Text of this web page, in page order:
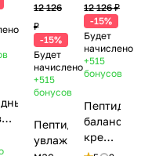
12 126
₽
-15%
Будет
начислено
+515
бонусов
Пептидная
увлажняющая
12 126 ₽
-15%
Будет
начислено
+515
бонусов
крем /
Balancing